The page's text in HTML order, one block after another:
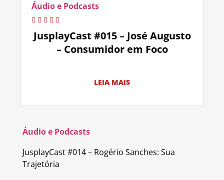
Áudio e Podcasts
JusplayCast #015 – José Augusto
– Consumidor em Foco
LEIA MAIS
Áudio e Podcasts
JusplayCast #014 – Rogério Sanches: Sua
Trajetória